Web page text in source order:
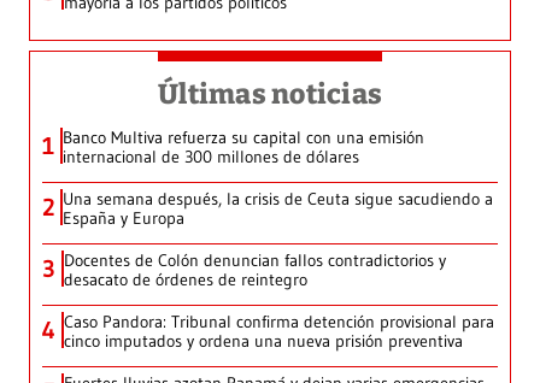
Últimas noticias
1 Banco Multiva refuerza su capital con una emisión
internacional de 300 millones de dólares
2 Una semana después, la crisis de Ceuta sigue sacudiendo a
España y Europa
3 Docentes de Colón denuncian fallos contradictorios y
desacato de órdenes de reintegro
4 Caso Pandora: Tribunal confirma detención provisional para
cinco imputados y ordena una nueva prisión preventiva